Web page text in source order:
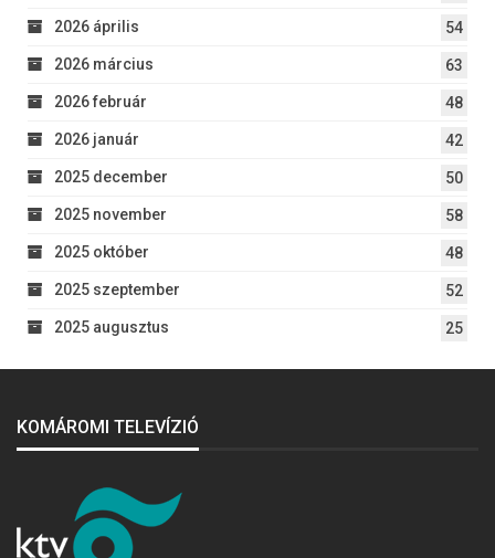
2026 április 54
2026 március 63
2026 február 48
2026 január 42
2025 december 50
2025 november 58
2025 október 48
2025 szeptember 52
2025 augusztus 25
KOMÁROMI TELEVÍZIÓ